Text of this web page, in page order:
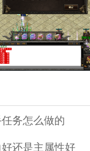
务怎么做的
还是主属性好